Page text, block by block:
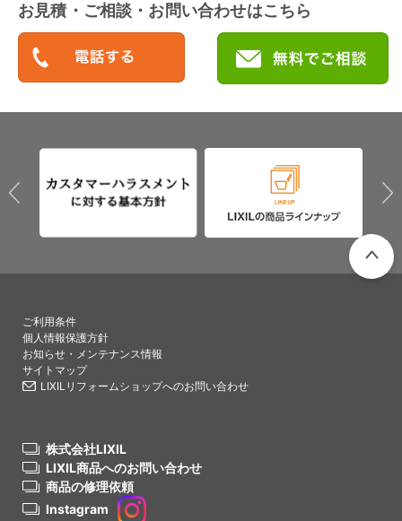
お見積・ご相談・お問い合わせはこちら
ご利用条件
個人情報保護方針
お知らせ・メンテナンス情報
サイトマップ
LIXILリフォームショップへのお問い合わせ
株式会社LIXIL
LIXIL商品へのお問い合わせ
商品の修理依頼
Instagram